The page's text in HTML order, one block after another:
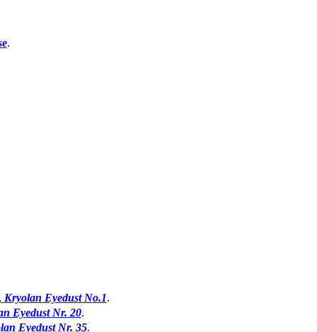
.
Kryolan Eyedust No.1.
Eyedust Nr. 20.
Eyedust Nr. 35.